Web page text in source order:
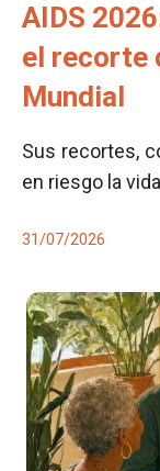
AIDS
el recorte
Mundial
Sus recortes,
en riesgo la
31/07/2026